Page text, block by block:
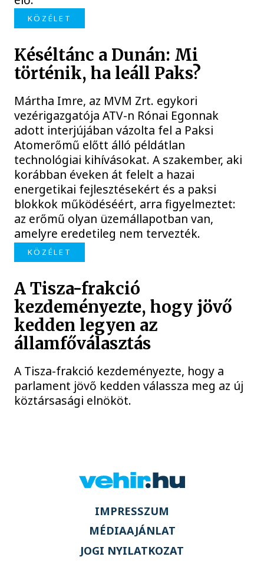
KÖZÉLET
Késéltánc a Dunán: Mi
történik, ha leáll Paks?
Mártha Imre, az MVM Zrt. egykori
vezérigazgatója ATV-n Rónai Egonnak
adott interjújában vázolta fel a Paksi
Atomerőmű előtt álló példátlan
technológiai kihívásokat. A szakember, aki
korábban éveken át felelt a hazai
energetikai fejlesztésekért és a paksi
blokkok működéséért, arra figyelmeztet:
az erőmű olyan üzemállapotban van,
amelyre eredetileg nem tervezték.
KÖZÉLET
A Tisza-frakció
kezdeményezte, hogy jövő
kedden legyen az
államfőválasztás
A Tisza-frakció kezdeményezte, hogy a
parlament jövő kedden válassza meg az új
köztársasági elnököt.
IMPRESSZUM
MÉDIAAJÁNLAT
JOGI NYILATKOZAT